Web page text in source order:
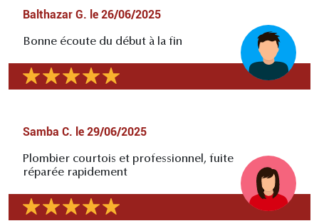
Balthazar G. le 26/06/2025
Bonne écoute du début à la fin
Samba C. le 29/06/2025
Plombier courtois et professionnel, fuite
réparée rapidement